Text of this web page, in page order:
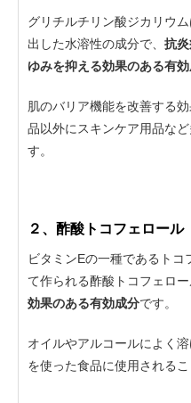
グリチルチリン酸ジカリウ
出した水溶性の成分で、 抗
ゆみを抑える効果のある有
肌のバリア機能を改善する
品以外にスキンケア用品な
す。
２、酢酸トコフェロール
ビタミンEの一種であるトコ
て作られる酢酸トコフェロー
効果のある有効成分です。
オイルやアルコールによく
を使った食品に使用されるこ